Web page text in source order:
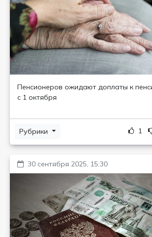
Пенсионеров ожидают доплаты к
с 1 октября
Рубрики 1
30 сентября 2025, 15:30